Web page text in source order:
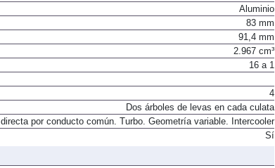
Hierro
Aluminio
83 mm
91,4 mm
2.967 cm³
4
Dos árboles de levas en cada culata
directa por conducto común. Turbo. Geometría variable. Intercooler